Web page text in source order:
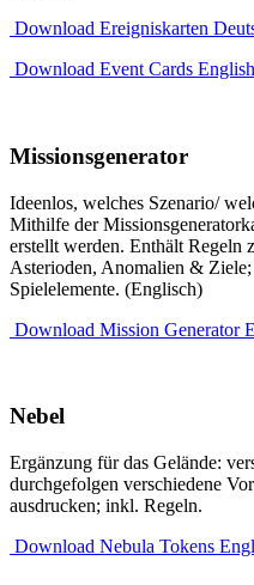
Download Ereigniskarten
Download Event Cards
Missionsgenerator
Ideenlos, welches Szenario/
Mithilfe der
erstellt werden. Enthält Regeln
Asterioden, Anomalien &
Spielelemente. (Englisch)
Download Mission Generator
Nebel
Ergänzung für das Gelände:
durchgefolgen verschiedene
ausdrucken; inkl. Regeln.
Download Nebula Tokens